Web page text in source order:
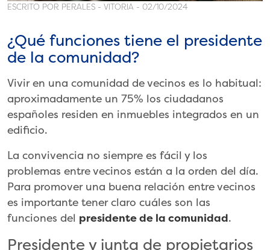
ESCRITO POR PERALES - VITORIA - 02/10/2024
¿Qué funciones tiene el presidente
de la comunidad?
Vivir en una comunidad de vecinos es lo habitual:
aproximadamente un 75% los ciudadanos
españoles residen en inmuebles integrados en un
edificio.
La convivencia no siempre es fácil y los
problemas entre vecinos están a la orden del día.
Para promover una buena relación entre vecinos
es importante tener claro cuáles son las
funciones del presidente de la comunidad.
Presidente y junta de propietarios